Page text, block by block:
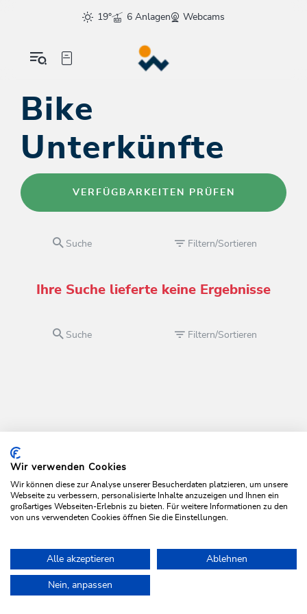
19° 6 Anlagen Webcams
Bike
Unterkünfte
VERFÜGBARKEITEN PRÜFEN
Suche Filtern/Sortieren
Ihre Suche lieferte keine Ergebnisse
Suche Filtern/Sortieren
Wir verwenden Cookies
Wir können diese zur Analyse unserer Besucherdaten platzieren, um unsere
Webseite zu verbessern, personalisierte Inhalte anzuzeigen und Ihnen ein
großartiges Webseiten-Erlebnis zu bieten. Für weitere Informationen zu den
von uns verwendeten Cookies öffnen Sie die Einstellungen.
Alle akzeptieren Ablehnen
Nein, anpassen